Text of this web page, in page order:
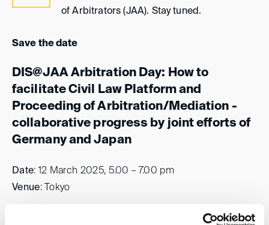
of Arbitrators (JAA). Stay tuned.
Save the date
DIS@JAA Arbitration Day: How to
facilitate Civil Law Platform and
Proceeding of Arbitration/Mediation -
collaborative progress by joint efforts of
Germany and Japan
Date: 12 March 2025, 5.00 – 7.00 pm
Venue: Tokyo